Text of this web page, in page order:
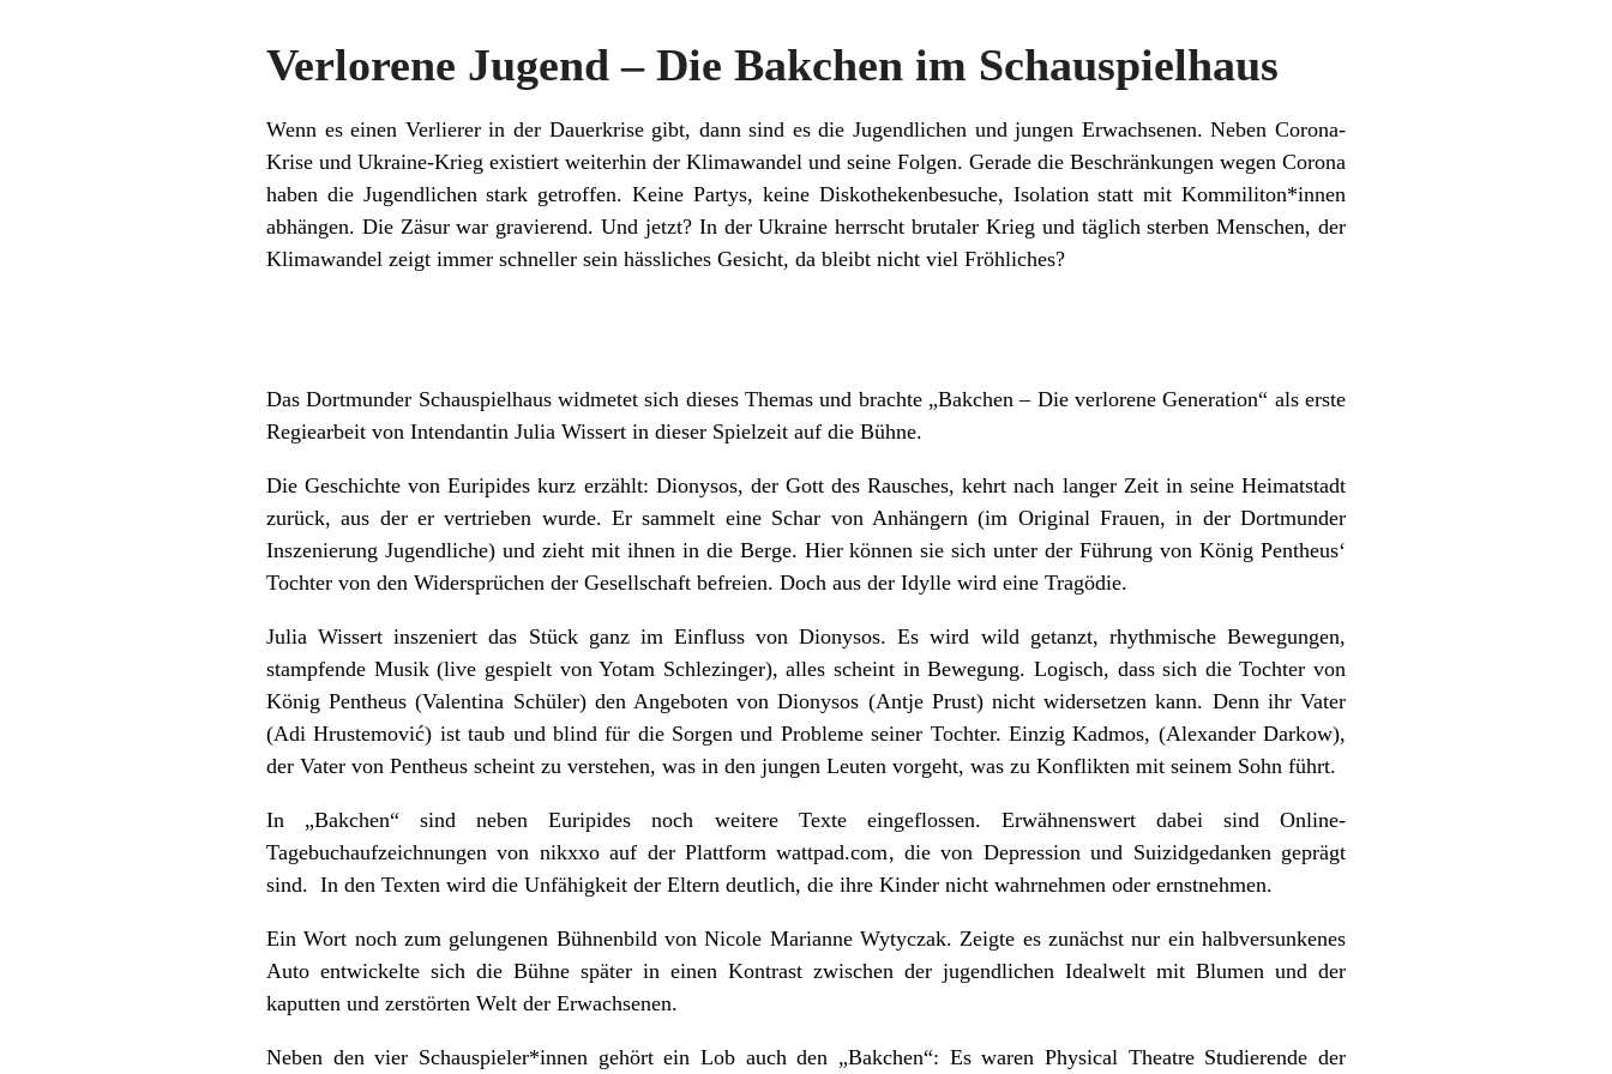
Verlorene Jugend – Die Bakchen im Schauspielhaus
Wenn es einen Verlierer in der Dauerkrise gibt, dann sind es die Jugendlichen und jungen Erwachsenen. Neben Corona-
Krise und Ukraine-Krieg existiert weiterhin der Klimawandel und seine Folgen. Gerade die Beschränkungen wegen Corona
haben die Jugendlichen stark getroffen. Keine Partys, keine Diskothekenbesuche, Isolation statt mit Kommiliton*innen
abhängen. Die Zäsur war gravierend. Und jetzt? In der Ukraine herrscht brutaler Krieg und täglich sterben Menschen, der
Klimawandel zeigt immer schneller sein hässliches Gesicht, da bleibt nicht viel Fröhliches?
Das Dortmunder Schauspielhaus widmetet sich dieses Themas und brachte „Bakchen – Die verlorene Generation“ als erste
Regiearbeit von Intendantin Julia Wissert in dieser Spielzeit auf die Bühne.
Die Geschichte von Euripides kurz erzählt: Dionysos, der Gott des Rausches, kehrt nach langer Zeit in seine Heimatstadt
zurück, aus der er vertrieben wurde. Er sammelt eine Schar von Anhängern (im Original Frauen, in der Dortmunder
Inszenierung Jugendliche) und zieht mit ihnen in die Berge. Hier können sie sich unter der Führung von König Pentheus‘
Tochter von den Widersprüchen der Gesellschaft befreien. Doch aus der Idylle wird eine Tragödie.
Julia Wissert inszeniert das Stück ganz im Einfluss von Dionysos. Es wird wild getanzt, rhythmische Bewegungen,
stampfende Musik (live gespielt von Yotam Schlezinger), alles scheint in Bewegung. Logisch, dass sich die Tochter von
König Pentheus (Valentina Schüler) den Angeboten von Dionysos (Antje Prust) nicht widersetzen kann. Denn ihr Vater
(Adi Hrustemović) ist taub und blind für die Sorgen und Probleme seiner Tochter. Einzig Kadmos, (Alexander Darkow),
der Vater von Pentheus scheint zu verstehen, was in den jungen Leuten vorgeht, was zu Konflikten mit seinem Sohn führt.
In „Bakchen“ sind neben Euripides noch weitere Texte eingeflossen. Erwähnenswert dabei sind Online-
Tagebuchaufzeichnungen von nikxxo auf der Plattform wattpad.com, die von Depression und Suizidgedanken geprägt
sind. In den Texten wird die Unfähigkeit der Eltern deutlich, die ihre Kinder nicht wahrnehmen oder ernstnehmen.
Ein Wort noch zum gelungenen Bühnenbild von Nicole Marianne Wytyczak. Zeigte es zunächst nur ein halbversunkenes
Auto entwickelte sich die Bühne später in einen Kontrast zwischen der jugendlichen Idealwelt mit Blumen und der
kaputten und zerstörten Welt der Erwachsenen.
Neben den vier Schauspieler*innen gehört ein Lob auch den „Bakchen“: Es waren Physical Theatre Studierende der